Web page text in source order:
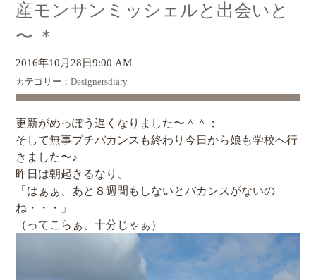
産モンサンミッシェルと出会いと
〜 ＊
2016年10月28日9:00 AM
カテゴリー：Designersdiary
更新がめっぽう遅くなりました〜＾＾；
そして無事プチバカンスも終わり今日から娘も学校へ行
きました〜♪
昨日は朝起きるなり、
「はぁぁ、あと８週間もしないとバカンスがないの
ね・・・」
（ってこらぁ、十分じゃぁ）